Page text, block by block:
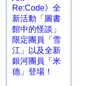
Re:Code》全
新活動「圖書
館中的怪談」
限定團員「雪
江」以及全新
銀河團員「米
德」登場！